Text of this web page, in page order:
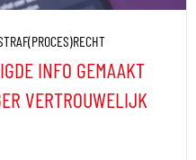
INFO GEMAAKT
VERTROUWELIJK